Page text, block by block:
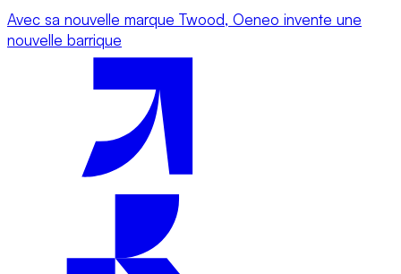
Avec sa nouvelle marque Twood, Oeneo invente une
nouvelle barrique